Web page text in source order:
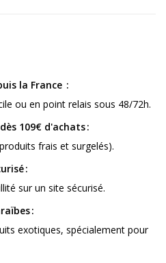
la France
ou en point relais sous 48/72h.
109€ d'achats
frais et surgelés).
sur un site sécurisé.
exotiques, spécialement pour